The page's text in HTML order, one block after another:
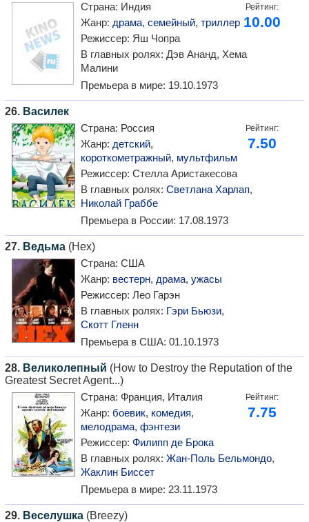
Рейтинг:
10.00
Страна: Индия
Жанр: драма, семейный, триллер
Режиссер: Яш Чопра
В главных ролях: Дэв Ананд, Хема
Малини
Премьера в мире: 19.10.1973
26. Василек
Рейтинг:
7.50
Страна: Россия
Жанр: детский,
короткометражный, мультфильм
Режиссер: Стелла Аристакесова
В главных ролях: Светлана Харлап,
Николай Граббе
Премьера в России: 17.08.1973
27. Ведьма (Hex)
Страна: США
Жанр: вестерн, драма, ужасы
Режиссер: Лео Гарэн
В главных ролях: Гэри Бьюзи,
Скотт Гленн
Премьера в США: 01.10.1973
28. Великолепный (How to Destroy the Reputation of the
Greatest Secret Agent...)
Рейтинг:
7.75
Страна: Франция, Италия
Жанр: боевик, комедия,
мелодрама, фэнтези
Режиссер: Филипп де Брока
В главных ролях: Жан-Поль Бельмондо,
Жаклин Биссет
Премьера в мире: 23.11.1973
29. Веселушка (Breezy)